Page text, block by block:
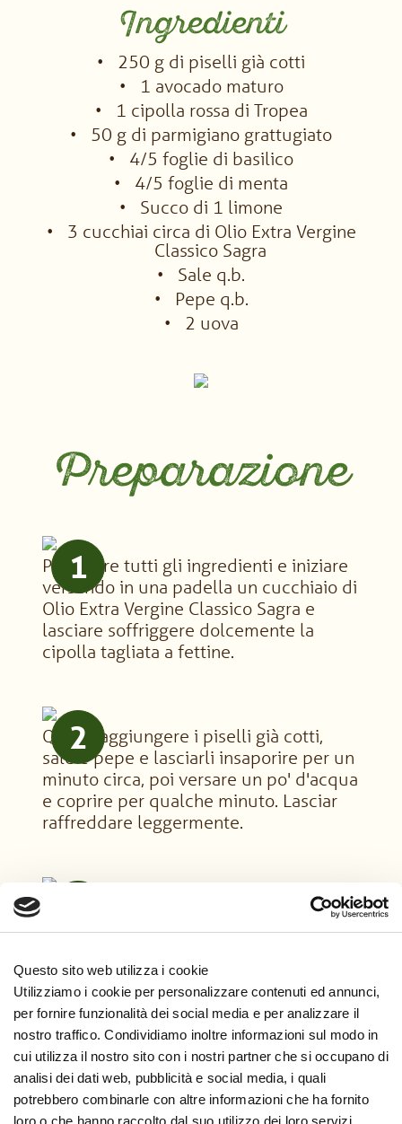
Questo sito web utilizza i cookie
Utilizziamo i cookie per personalizzare contenuti ed annunci,
per fornire funzionalità dei social media e per analizzare il
nostro traffico. Condividiamo inoltre informazioni sul modo in
cui utilizza il nostro sito con i nostri partner che si occupano di
analisi dei dati web, pubblicità e social media, i quali
potrebbero combinarle con altre informazioni che ha fornito
loro o che hanno raccolto dal suo utilizzo dei loro servizi.
Ingredienti
250 g di piselli già cotti
1 avocado maturo
1 cipolla rossa di Tropea
50 g di parmigiano grattugiato
4/5 foglie di basilico
4/5 foglie di menta
Succo di 1 limone
3 cucchiai circa di Olio Extra Vergine
Classico Sagra
Sale q.b.
Pepe q.b.
2 uova
Preparazione
1
Preparare tutti gli ingredienti e iniziare
versando in una padella un cucchiaio di
Olio Extra Vergine Classico Sagra e
lasciare soffriggere dolcemente la
cipolla tagliata a fettine.
2
Quindi aggiungere i piselli già cotti,
sale e pepe e lasciarli insaporire per un
minuto circa, poi versare un po' d'acqua
e coprire per qualche minuto. Lasciar
raffreddare leggermente.
Versare i piselli in un recipiente insieme
al formaggio grattugiato, l'avocado a
lavate e asciugate, il succo del limone e
l'Olio Extra Vergine Classico Sagra.
4
Con un frullatore ad immersione ridurre
in purea, aggiungendo acqua a piacere